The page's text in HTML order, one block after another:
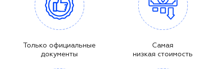
Только официальные
документы
Самая
низкая стоимость